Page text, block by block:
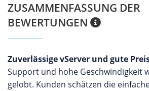
ZUSAMMENFASSUNG DER
BEWERTUNGEN
Zuverlässige vServer und gute
Support und hohe Geschwindigkeit
gelobt. Kunden schätzen die